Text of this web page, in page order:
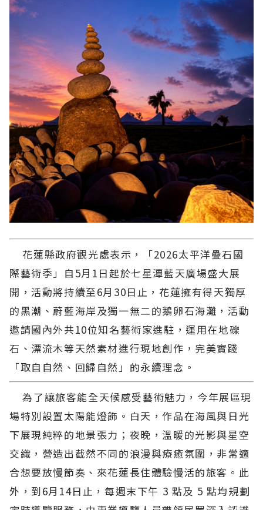
花蓮縣政府觀光處表示，「2026太平洋疊石國
際藝術季」自5月1日起於七星潭藍天廣場盛大展
開，活動將持續至6月30日止，花蓮擁有得天獨厚
的黑潮、蔚藍海岸及獨一無二的鵝卵石海灘，活動
邀請國內外共10位知名藝術家進駐，運用在地礫
石、漂流木等天然素材進行現地創作，完美實踐
「取自自然、回歸自然」的永續理念。
為了讓旅客能全天候感受藝術魅力，今年展區現
場特別設置太陽能燈飾。白天，作品在海風與日光
下展現純粹的地景張力；夜晚，溫暖的光影與星空
交織，營造出截然不同的浪漫與療癒氛圍，非常適
合想要放慢節奏、來花蓮長住體驗慢活的旅客。此
外，到6月14日止，每週末下午 3 點及 5 點均規劃